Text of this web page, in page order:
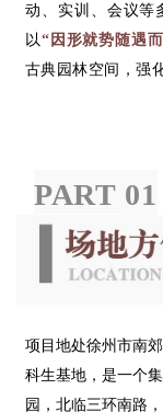
动、实训、会议等
以 “因形就势随遇
古典园林空间，强
PART 01
项目地处徐州市南
科生基地，是一个
园，北临三环南路